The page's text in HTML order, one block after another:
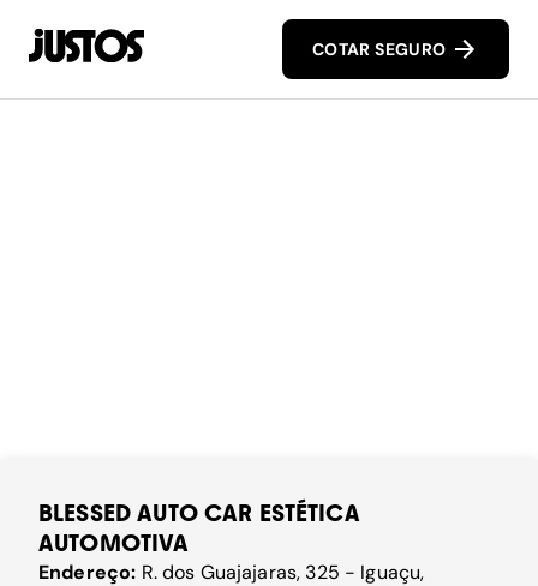
COTAR SEGURO
BLESSED AUTO CAR ESTÉTICA
AUTOMOTIVA
Endereço: R. dos Guajajaras, 325 - Iguaçu,